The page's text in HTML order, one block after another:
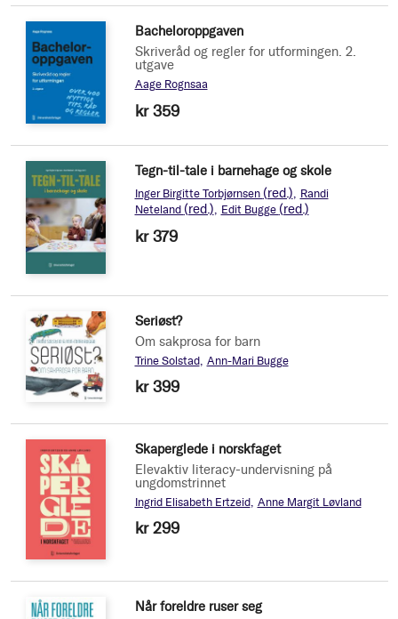
Bacheloroppgaven
Skriveråd og regler for utformingen. 2.
utgave
Aage Rognsaa
kr 359
Tegn-til-tale i barnehage og skole
Inger Birgitte Torbjørnsen (red.)
Randi
Neteland (red.) Edit Bugge (red.)
kr 379
Seriøst?
Om sakprosa for barn
Trine Solstad Ann-Mari Bugge
kr 399
Skaperglede i norskfaget
Elevaktiv literacy-undervisning på
ungdomstrinnet
Ingrid Elisabeth Ertzeid Anne Margit Løvland
kr 299
Når foreldre ruser seg